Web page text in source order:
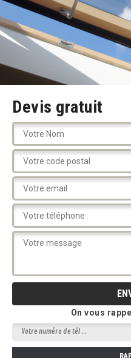
Devis gratuit
On vous